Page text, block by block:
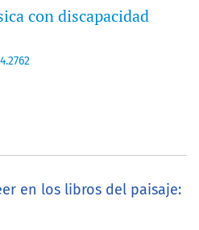
con discapacidad
en los libros del paisaje: